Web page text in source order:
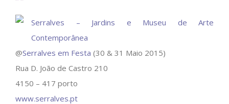
Serralves – Jardins e Museu de Arte
Contemporânea
@Serralves em Festa (30 & 31 Maio 2015)
Rua D. João de Castro 210
4150 – 417 porto
www.serralves.pt